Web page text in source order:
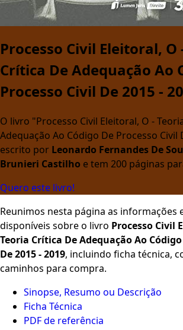
Processo Civil Eleitoral, O
Crítica De Adequação Ao
Processo Civil De 2015 -
O livro "Processo Civil Eleitoral, O -
Adequação Ao Código De Processo Civil
escrito por Leonardo Fernandes De
Brunieri Castilho e tem 200 páginas
Quero este livro!
Reunimos nesta página as informações
disponíveis sobre o livro Processo Civil
Teoria Crítica De Adequação Ao
De 2015 - 2019, incluindo ficha técnica,
caminhos para compra.
Sinopse, Resumo ou Descrição
Ficha Técnica
PDF de referência